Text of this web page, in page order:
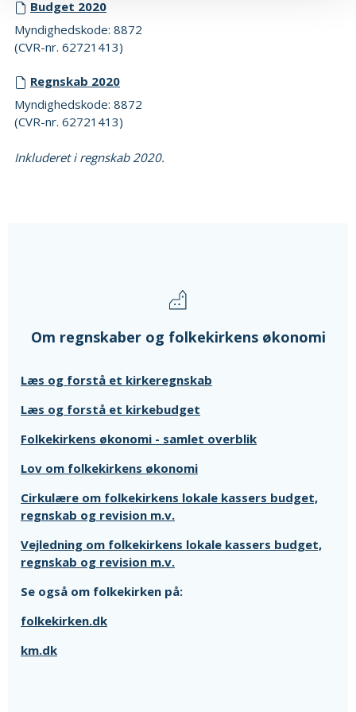
Budget 2020
Myndighedskode: 8872
(CVR-nr. 62721413)
Regnskab 2020
Myndighedskode: 8872
(CVR-nr. 62721413)
Inkluderet i regnskab 2020.
Om regnskaber og folkekirkens økonomi
Læs og forstå et kirkeregnskab
Læs og forstå et kirkebudget
Folkekirkens økonomi - samlet overblik
Lov om folkekirkens økonomi
Cirkulære om folkekirkens lokale kassers budget,
regnskab og revision m.v.
Vejledning om folkekirkens lokale kassers budget,
regnskab og revision m.v.
Se også om folkekirken på:
folkekirken.dk
km.dk